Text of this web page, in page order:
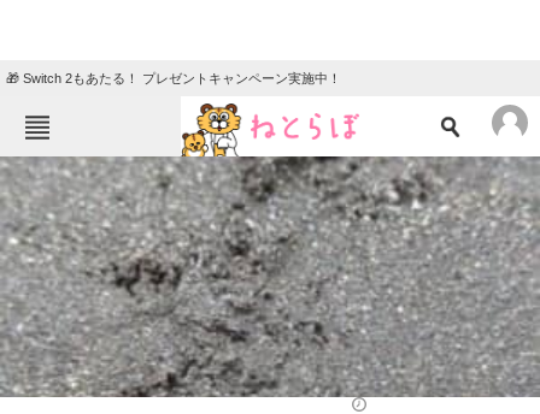
🎁 Switch 2もあたる！ プレゼントキャンペーン実施中！
ねとらぼメニュー
TOP ニュース
エンタメ クイズ
グルメ 地域
住まい 教育・育児
動物 リサーチ